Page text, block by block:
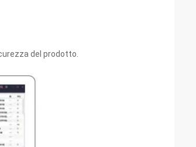
del prodotto.